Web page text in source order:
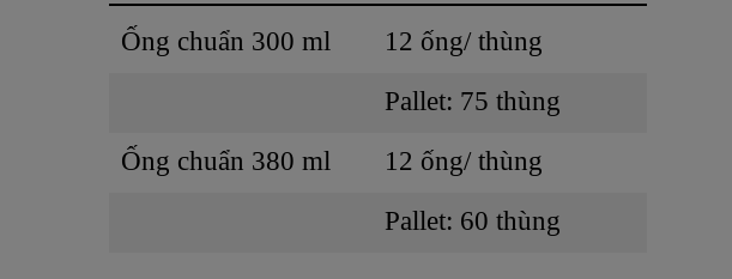
Ống chuẩn 300 ml
12 ống/ thùng
Pallet: 75 thùng
Ống chuẩn 380 ml
12 ống/ thùng
Pallet: 60 thùng